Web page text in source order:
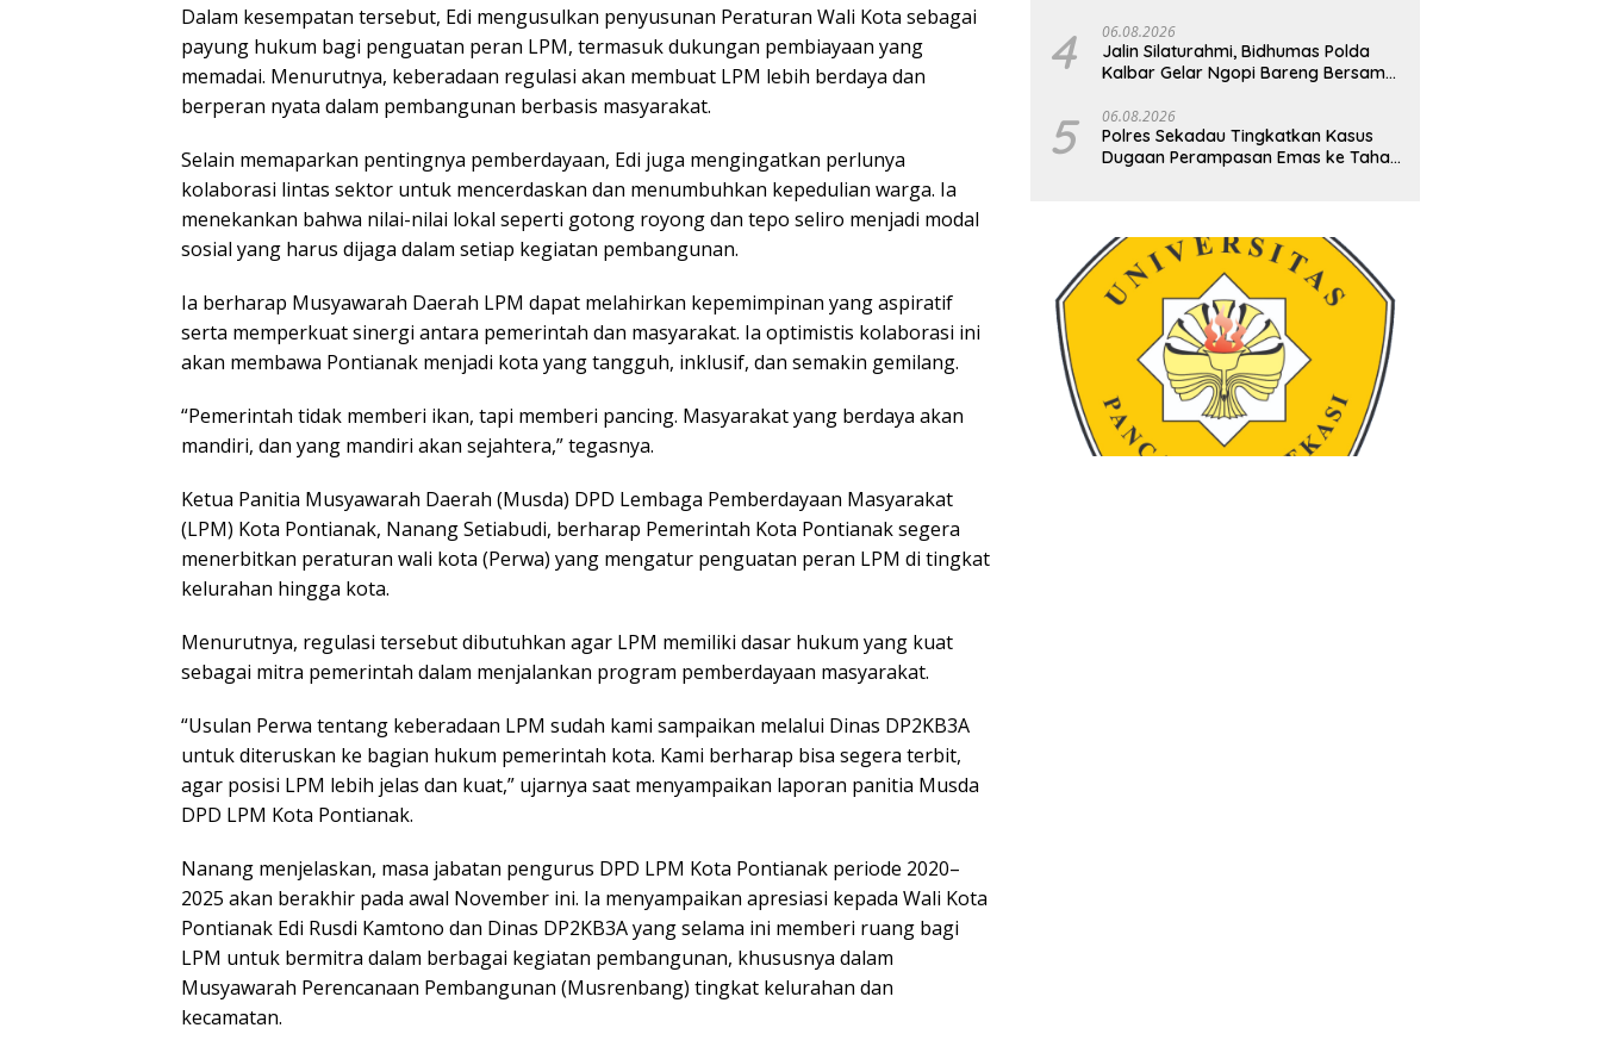
Dalam kesempatan tersebut, Edi mengusulkan penyusunan Peraturan Wali Kota sebagai
payung hukum bagi penguatan peran LPM, termasuk dukungan pembiayaan yang
memadai. Menurutnya, keberadaan regulasi akan membuat LPM lebih berdaya dan
berperan nyata dalam pembangunan berbasis masyarakat.
Selain memaparkan pentingnya pemberdayaan, Edi juga mengingatkan perlunya
kolaborasi lintas sektor untuk mencerdaskan dan menumbuhkan kepedulian warga. Ia
menekankan bahwa nilai-nilai lokal seperti gotong royong dan tepo seliro menjadi modal
sosial yang harus dijaga dalam setiap kegiatan pembangunan.
Ia berharap Musyawarah Daerah LPM dapat melahirkan kepemimpinan yang aspiratif
serta memperkuat sinergi antara pemerintah dan masyarakat. Ia optimistis kolaborasi ini
akan membawa Pontianak menjadi kota yang tangguh, inklusif, dan semakin gemilang.
“Pemerintah tidak memberi ikan, tapi memberi pancing. Masyarakat yang berdaya akan
mandiri, dan yang mandiri akan sejahtera,” tegasnya.
Ketua Panitia Musyawarah Daerah (Musda) DPD Lembaga Pemberdayaan Masyarakat
(LPM) Kota Pontianak, Nanang Setiabudi, berharap Pemerintah Kota Pontianak segera
menerbitkan peraturan wali kota (Perwa) yang mengatur penguatan peran LPM di tingkat
kelurahan hingga kota.
Menurutnya, regulasi tersebut dibutuhkan agar LPM memiliki dasar hukum yang kuat
sebagai mitra pemerintah dalam menjalankan program pemberdayaan masyarakat.
“Usulan Perwa tentang keberadaan LPM sudah kami sampaikan melalui Dinas DP2KB3A
untuk diteruskan ke bagian hukum pemerintah kota. Kami berharap bisa segera terbit,
agar posisi LPM lebih jelas dan kuat,” ujarnya saat menyampaikan laporan panitia Musda
DPD LPM Kota Pontianak.
Nanang menjelaskan, masa jabatan pengurus DPD LPM Kota Pontianak periode 2020–
2025 akan berakhir pada awal November ini. Ia menyampaikan apresiasi kepada Wali Kota
Pontianak Edi Rusdi Kamtono dan Dinas DP2KB3A yang selama ini memberi ruang bagi
LPM untuk bermitra dalam berbagai kegiatan pembangunan, khususnya dalam
Musyawarah Perencanaan Pembangunan (Musrenbang) tingkat kelurahan dan
kecamatan.
4 06.08.2026
Jalin Silaturahmi, Bidhumas Polda
Kalbar Gelar Ngopi Bareng Bersama
5 06.08.2026
Polres Sekadau Tingkatkan Kasus
Dugaan Perampasan Emas ke Tahap